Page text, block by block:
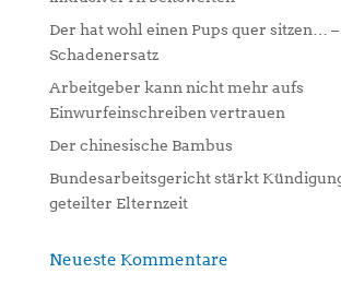
v
e
:
Der hat wohl einen Pups quer sitzen… –
Schadenersatz
Arbeitgeber kann nicht mehr aufs
Einwurfeinschreiben vertrauen
Der chinesische Bambus
Bundesarbeitsgericht stärkt
geteilter Elternzeit
Neueste Kommentare